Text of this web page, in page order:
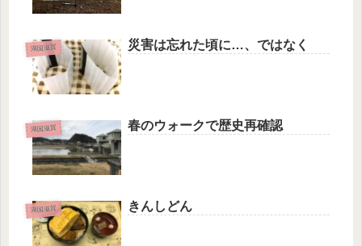
湖国滋賀 災害は忘れた頃に…、ではなく
湖国滋賀 春のウォークで歴史再確認
湖国滋賀 きんしどん